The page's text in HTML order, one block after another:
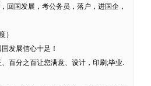
国发展，考公务员，落户，进国企，
度）
发展信心十足！
百分之百让您满意、设计，印刷;毕业.